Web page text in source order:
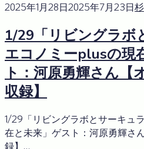
2025年1月28日2025年7月23日
1/29「リビングラボ
エコノミーplusの現
ト：河原勇輝さん【
収録】
1/29「リビングラボとサーキュ
在と未来」ゲスト：河原勇輝さ
録】…